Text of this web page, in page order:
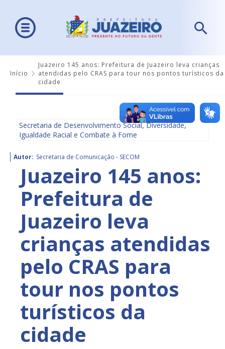
Início
Juazeiro 145 anos: Prefeitura de Juazeiro leva crianças
atendidas pelo CRAS para tour nos pontos turísticos da
cidade
Secretaria de Desenvolvimento Social, Diversidade,
Igualdade Racial e Combate à Fome
Autor: Secretaria de Comunicação - SECOM
Juazeiro 145 anos:
Prefeitura de
Juazeiro leva
crianças atendidas
pelo CRAS para
tour nos pontos
turísticos da
cidade